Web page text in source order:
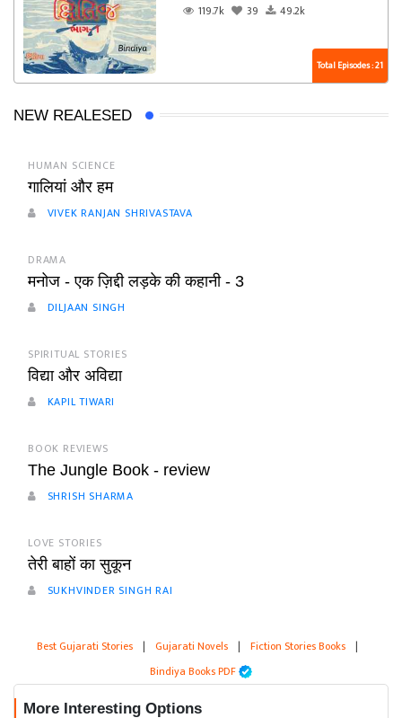
119.7k
39 49.2k
Total Episodes : 21
NEW REALESED
HUMAN SCIENCE
गालियां और हम
VIVEK RANJAN SHRIVASTAVA
DRAMA
मनोज - एक ज़िद्दी लड़के की कहानी - 3
DILJAAN SINGH
SPIRITUAL STORIES
विद्या और अविद्या
KAPIL TIWARI
BOOK REVIEWS
The Jungle Book - review
SHRISH SHARMA
LOVE STORIES
तेरी बाहों का सुकून
SUKHVINDER SINGH RAI
Best Gujarati Stories | Gujarati Novels | Fiction Stories Books |
Bindiya Books PDF
More Interesting Options